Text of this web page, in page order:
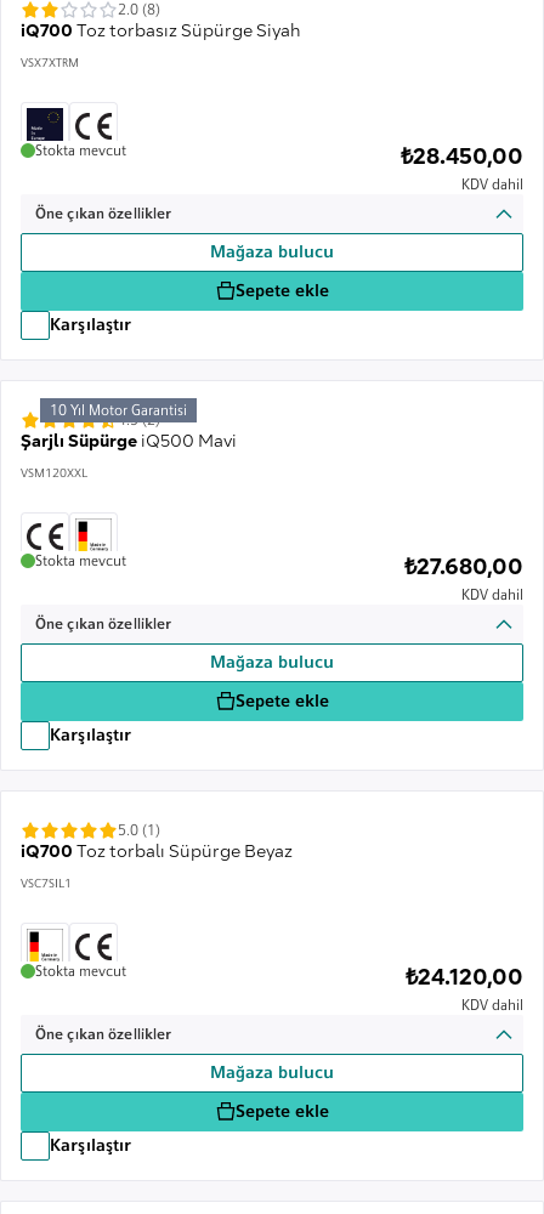
iQ700 Toz torbasız Süpürge Siyah
VSX7XTRM
2.0 (8)
Stokta mevcut ₺28.450,00
KDV dahil
Öne çıkan özellikler
Mağaza bulucu
Sepete ekle
Karşılaştır
Şarjlı Süpürge iQ500 Mavi
VSM120XXL
4.5 (2)
10 Yıl Motor Garantisi
Stokta mevcut ₺27.680,00
KDV dahil
Öne çıkan özellikler
Mağaza bulucu
Sepete ekle
Karşılaştır
iQ700 Toz torbalı Süpürge Beyaz
VSC7SIL1
5.0 (1)
Stokta mevcut ₺24.120,00
KDV dahil
Öne çıkan özellikler
Mağaza bulucu
Sepete ekle
Karşılaştır